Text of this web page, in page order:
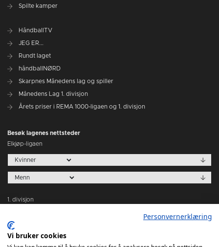
Spilte kamper
HåndballTV
JEG ER...
Rundt laget
håndballNØRD
Skarpnes Månedens lag og spiller
Månedens Lag 1. divisjon
Årets priser i REMA 1000-ligaen og 1. divisjon
Besøk lagenes nettsteder
Elkjøp-ligaen
1. divisjon
Personvernerklæring
Vi bruker cookies